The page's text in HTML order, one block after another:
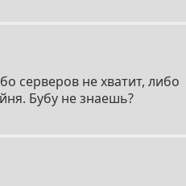
серверов не хватит, либо
Бубу не знаешь?